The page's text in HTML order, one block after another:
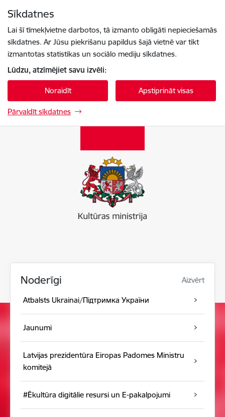
Sīkdatnes
Lai šī tīmekļvietne darbotos, tā izmanto obligāti nepieciešamās
sīkdatnes. Ar Jūsu piekrišanu papildus šajā vietnē var tikt
izmantotas statistikas un sociālo mediju sīkdatnes.
Lūdzu, atzīmējiet savu izvēli:
Noraidīt Apstiprināt visas
Pārvaldīt sīkdatnes
Noderīgi Aizvērt
Atbalsts Ukrainai/Підтримка України
Jaunumi
Latvijas prezidentūra Eiropas Padomes Ministru
komitejā
#Ēkultūra digitālie resursi un E-pakalpojumi